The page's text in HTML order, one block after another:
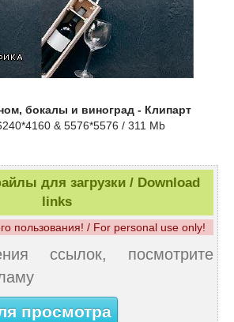
бокалы и виноград - Клипарт
& 5576*5576 / 311 Mb
для загрузки / Download
links
пользования! / For personal use only!
ссылок, посмотрите
просмотра